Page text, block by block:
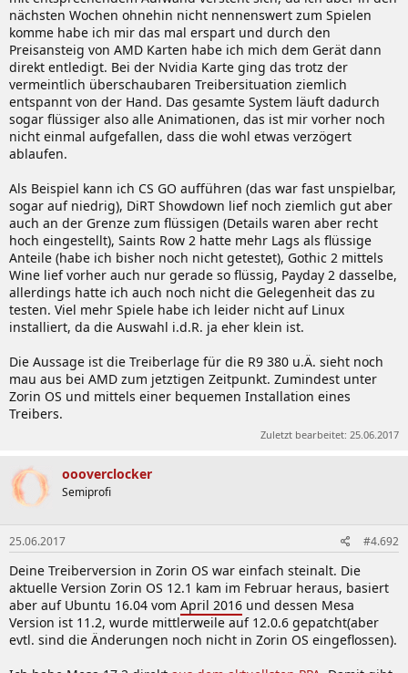
nächsten Wochen ohnehin nicht nennenswert zum Spielen
komme habe ich mir das mal erspart und durch den
Preisansteig von AMD Karten habe ich mich dem Gerät dann
direkt entledigt. Bei der Nvidia Karte ging das trotz der
vermeintlich überschaubaren Treibersituation ziemlich
entspannt von der Hand. Das gesamte System läuft dadurch
sogar flüssiger also alle Animationen, das ist mir vorher noch
nicht einmal aufgefallen, dass die wohl etwas verzögert
ablaufen.
Als Beispiel kann ich CS GO aufführen (das war fast unspielbar,
sogar auf niedrig), DiRT Showdown lief noch ziemlich gut aber
auch an der Grenze zum flüssigen (Details waren aber recht
hoch eingestellt), Saints Row 2 hatte mehr Lags als flüssige
Anteile (habe ich bisher noch nicht getestet), Gothic 2 mittels
Wine lief vorher auch nur gerade so flüssig, Payday 2 dasselbe,
allerdings hatte ich auch noch nicht die Gelegenheit das zu
testen. Viel mehr Spiele habe ich leider nicht auf Linux
installiert, da die Auswahl i.d.R. ja eher klein ist.
Die Aussage ist die Treiberlage für die R9 380 u.Ä. sieht noch
mau aus bei AMD zum jetztigen Zeitpunkt. Zumindest unter
Zorin OS und mittels einer bequemen Installation eines
Treibers.
Zuletzt bearbeitet: 25.06.2017
oooverclocker
Semiprofi
25.06.2017 #4.692
Deine Treiberversion in Zorin OS war einfach steinalt. Die
aktuelle Version Zorin OS 12.1 kam im Februar heraus, basiert
aber auf Ubuntu 16.04 vom April 2016 und dessen Mesa
Version ist 11.2, wurde mittlerweile auf 12.0.6 gepatcht(aber
evtl. sind die Änderungen noch nicht in Zorin OS eingeflossen).